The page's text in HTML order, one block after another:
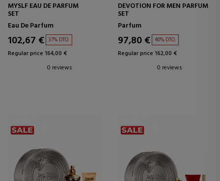
MYSLF EAU DE PARFUM
SET
Eau De Parfum
102,67 € 37% DTO.
Regular price 164,00 €
0 reviews
DEVOTION FOR MEN PARFUM
SET
Parfum
97,80 € 40% DTO.
Regular price 162,00 €
0 reviews